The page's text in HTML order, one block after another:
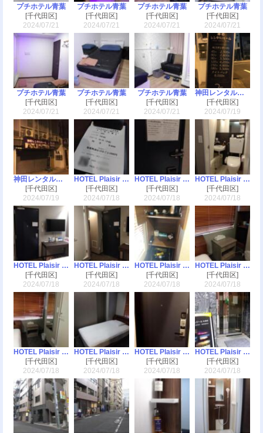
プチホテル青葉
[千代田区]
2024/07/21
プチホテル青葉
[千代田区]
2024/07/21
プチホテル青葉
[千代田区]
2024/07/21
プチホテル青葉
[千代田区]
2024/07/21
プチホテル青葉
[千代田区]
2024/07/21
プチホテル青葉
[千代田区]
2024/07/21
プチホテル青葉
[千代田区]
2024/07/21
神田レンタルルーム
[千代田区]
2024/07/19
神田レンタルルーム
[千代田区]
2024/07/19
HOTEL Plaisir Akihabara(ホテルプレジール秋葉原)
[千代田区]
2024/07/18
HOTEL Plaisir Akihabara(ホテルプレジール秋葉原)
[千代田区]
2024/07/18
HOTEL Plaisir Akihabara(ホテルプレジール秋葉原)
[千代田区]
2024/07/18
HOTEL Plaisir Akihabara(ホテルプレジール秋葉原)
[千代田区]
2024/07/18
HOTEL Plaisir Akihabara(ホテルプレジール秋葉原)
[千代田区]
2024/07/18
HOTEL Plaisir Akihabara(ホテルプレジール秋葉原)
[千代田区]
2024/07/18
HOTEL Plaisir Akihabara(ホテルプレジール秋葉原)
[千代田区]
2024/07/18
HOTEL Plaisir Akihabara(ホテルプレジール秋葉原)
[千代田区]
2024/07/18
HOTEL Plaisir Akihabara(ホテルプレジール秋葉原)
[千代田区]
2024/07/18
HOTEL Plaisir Akihabara(ホテルプレジール秋葉原)
[千代田区]
2024/07/18
HOTEL Plaisir Akihabara(ホテルプレジール秋葉原)
[千代田区]
2024/07/18